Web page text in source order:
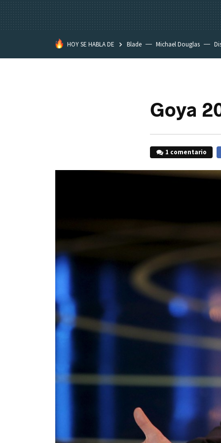
HOY SE HABLA DE Blade Michael Douglas
Goya
1 comentario